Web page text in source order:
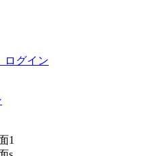
ログイン